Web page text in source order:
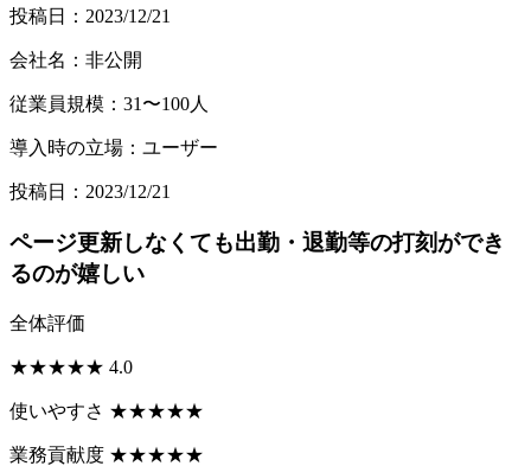
投稿日：2023/12/21
会社名：非公開
従業員規模：31〜100人
導入時の立場：ユーザー
投稿日：2023/12/21
ページ更新しなくても出勤・退勤等の打刻ができ
るのが嬉しい
全体評価
★★★★★ 4.0
使いやすさ ★★★★★
業務貢献度 ★★★★★